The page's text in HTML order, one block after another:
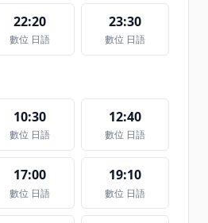
22:20
數位 日語
23:30
數位 日語
10:30
數位 日語
12:40
數位 日語
17:00
數位 日語
19:10
數位 日語